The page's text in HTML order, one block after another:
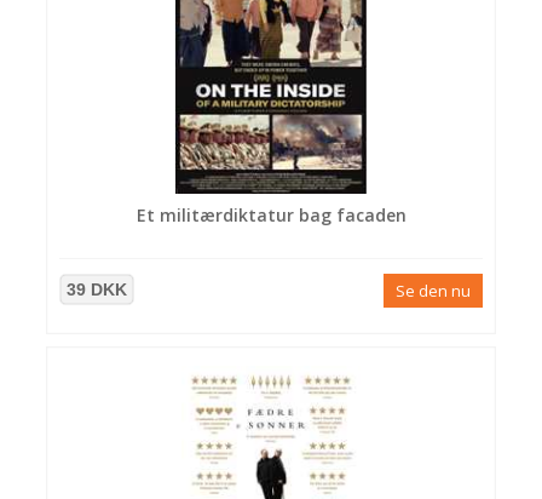
Et militærdiktatur bag facaden
39 DKK Se den nu